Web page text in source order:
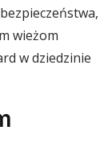
wieżom
w dziedzinie